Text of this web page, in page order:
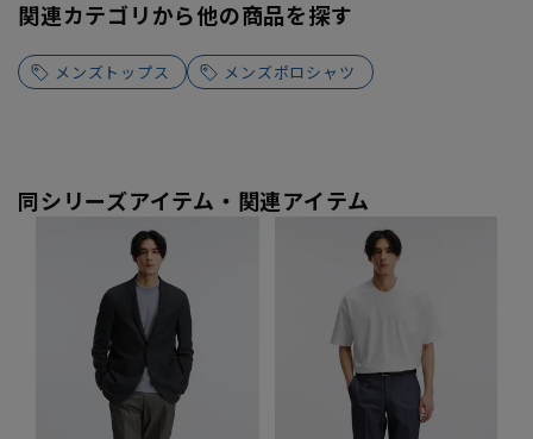
関連カテゴリから他の商品を探す
メンズトップス メンズポロシャツ
同シリーズアイテム・関連アイテム